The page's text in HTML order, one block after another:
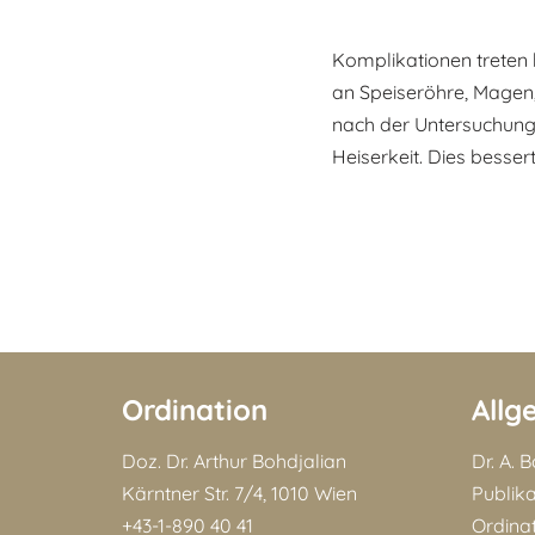
Komplikationen treten
an Speiseröhre,
nach der
Heiserkeit. Dies
Ordination
Doz. Dr. Arthur Bohdjalian
Kärntner Str. 7/4, 1010 Wien
+43-1-890 40 41
Dr. A.